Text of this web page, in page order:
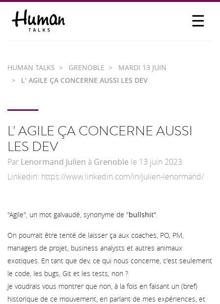
☰
PARTICIPER
HUMAN TALKS GRENOBLE
MARDI 13 JUIN
L' AGILE ÇA CONCERNE AUSSI LES DEV
L' AGILE ÇA CONCERNE AUSSI
LES DEV
Par Lenormand Julien à Grenoble le 13 juin 2023
Linkedin: https://www.linkedin.com/in/julien-lenormand/
"Agile", un mot galvaudé, synonyme de "bullshit".
On pourrait être tenté de laisser ça aux coaches, PO, PM,
managers de projet, business analysts et autres animaux
exotiques. En tant que dev, ce qui nous concerne, c'est seulement
le code, les bugs, Git et les tests, non ?
Je voudrais vous montrer que non, à la fois en faisant un (bref)
historique de ce mouvement, en parlant de mes expériences, et